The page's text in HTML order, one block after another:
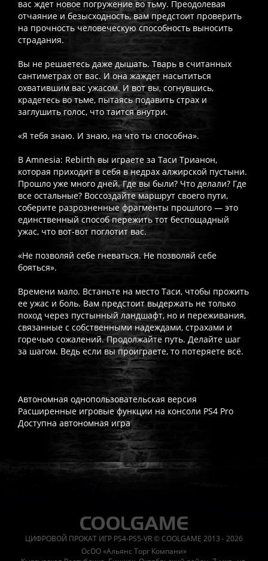
вас ждет новое погружение во тьму. Преодолевая
отчаяние и безысходность, вам предстоит проверить
на прочность человеческую способность выносить
страдания.
Вы не решаетесь даже дышать. Тварь в считанных
сантиметрах от вас. И она жаждет насытиться
охватившим вас ужасом. И вот вы, согнувшись,
крадетесь во тьме, пытаясь подавить страх и
заглушить голос, что таится внутри.
«Я тебя знаю. И знаю, на что ты способна».
В Amnesia: Rebirth вы играете за Таси Трианон,
которая приходит в себя в недрах алжирской пустыни.
Прошло уже много дней. Где вы были? Что делали? Где
все остальные? Воссоздайте маршрут своего пути,
соберите разрозненные фрагменты прошлого — это
единственный способ пережить тот беспощадный
ужас, что вот-вот поглотит вас.
«Не позволяй себе гневаться. Не позволяй себе
бояться».
Времени мало. Встаньте на место Таси, чтобы прожить
ее ужас и боль. Вам предстоит выдержать не только
поход через пустынный ландшафт, но и переживания,
связанные с собственными надеждами, страхами и
горечью сожалений. Продолжайте путь. Делайте шаг
за шагом. Ведь если вы проиграете, то потеряете всё.
Автономная однопользовательская версия
Расширенные игровые функции на консоли PS4 Pro
Доступна автономная игра
Часто спрашивают
Работает ли русский язык? Если локализация игры для
Что если игра не запускается?Свяжитесь с нашей
ЦИФРОВОЙ ПРОКАТ ИГР PS4-PS5-VR © COOLGAME 2013 - 2026
ОсОО «Альянс Торг Компани»